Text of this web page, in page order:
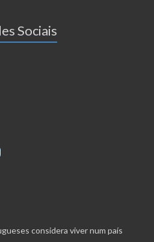
Sociais
considera viver num país